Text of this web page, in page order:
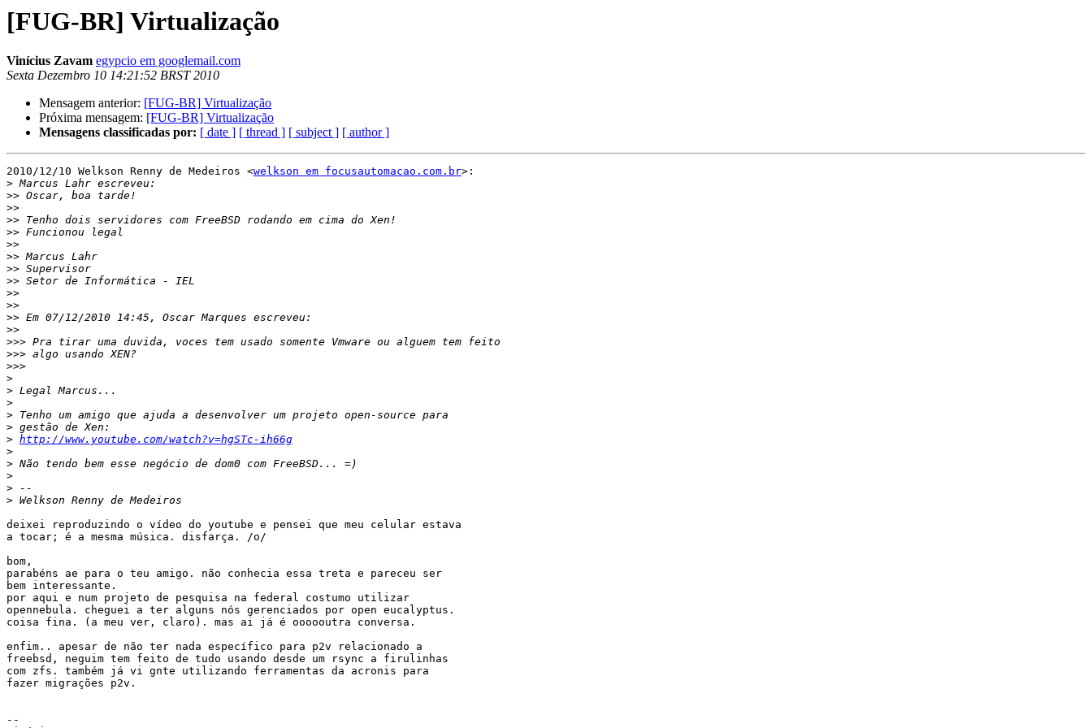
[FUG-BR] Virtualização
Vinícius Zavam egypcio em googlemail.com
Sexta Dezembro 10 14:21:52 BRST 2010
Mensagem anterior: [FUG-BR] Virtualização
Próxima mensagem: [FUG-BR] Virtualização
Mensagens classificadas por: [ date ] [ thread ] [ subject ] [ author ]
2010/12/10 Welkson Renny de Medeiros <welkson em focusautomacao.com.br>:
>
>>
>>
>>
>>
>>
>>
>>
>>
>>
>>
>>
>>
>>>
>>>
>>>
>
>
>
>
>
> http://www.youtube.com/watch?v=hgSTc-ih66g
>
>
>
>
>
deixei reproduzindo o vídeo do youtube e pensei que meu celular estava
a tocar; é a mesma música. disfarça. /o/
bom,
parabéns ae para o teu amigo. não conhecia essa treta e pareceu ser
bem interessante.
por aqui e num projeto de pesquisa na federal costumo utilizar
opennebula. cheguei a ter alguns nós gerenciados por open eucalyptus.
coisa fina. (a meu ver, claro). mas ai já é oooooutra conversa.
enfim.. apesar de não ter nada específico para p2v relacionado a
freebsd, neguim tem feito de tudo usando desde um rsync a firulinhas
com zfs. também já vi gnte utilizando ferramentas da acronis para
fazer migrações p2v.
--